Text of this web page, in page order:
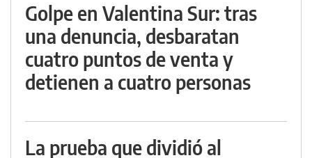
Golpe en Valentina Sur: tras
una denuncia, desbaratan
cuatro puntos de venta y
detienen a cuatro personas
La prueba que dividió al